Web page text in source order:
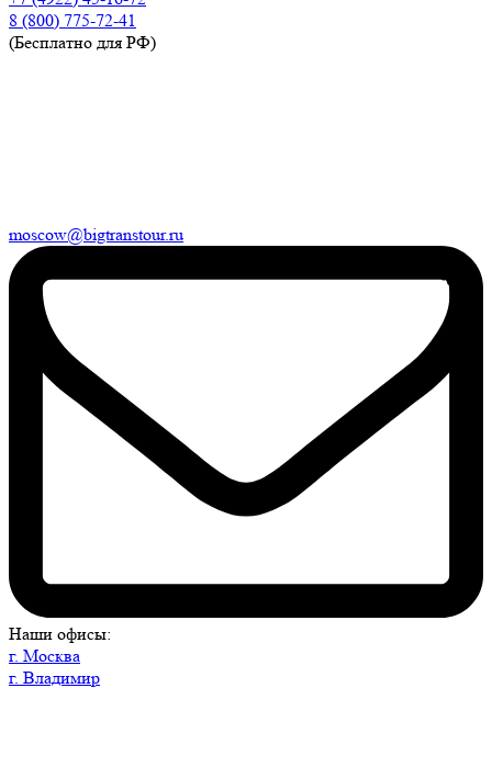
8 (800) 775-72-41
(Бесплатно для РФ)
moscow@bigtranstour.ru
Наши офисы:
г. Москва
г. Владимир